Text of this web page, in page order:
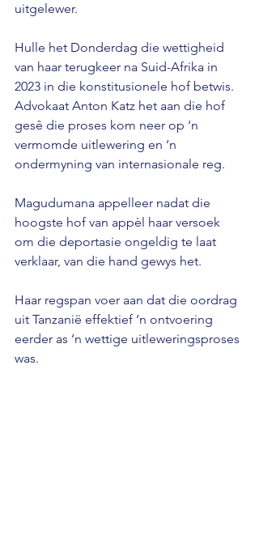
uitgelewer.
Hulle het Donderdag die wettigheid
van haar terugkeer na Suid-Afrika in
2023 in die konstitusionele hof betwis.
Advokaat Anton Katz het aan die hof
gesê die proses kom neer op ‘n
vermomde uitlewering en ‘n
ondermyning van internasionale reg.
Magudumana appelleer nadat die
hoogste hof van appèl haar versoek
om die deportasie ongeldig te laat
verklaar, van die hand gewys het.
Haar regspan voer aan dat die oordrag
uit Tanzanië effektief ‘n ontvoering
eerder as ‘n wettige uitleweringsproses
was.